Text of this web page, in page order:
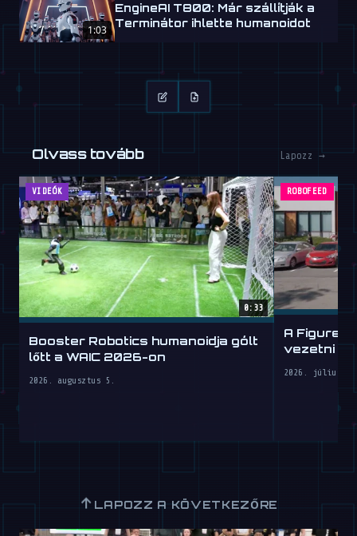
1:03
EngineAI T800: Már szállítják a
Terminátor ihlette humanoidot
Olvass tovább Lapozz →
VIDEÓK
0:33
Booster Robotics humanoidja gólt
lőtt a WAIC 2026-on
2026. augusztus 5.
ROBOFEED
A Figure
vezetni
2026. július
↑ LAPOZZ A KÖVETKEZŐRE